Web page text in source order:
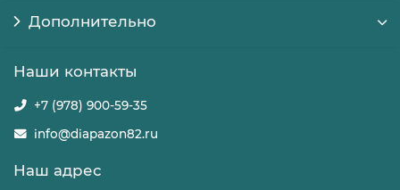
Дополнительно
Наши контакты
+7 (978) 900-59-35
info@diapazon82.ru
Наш адрес